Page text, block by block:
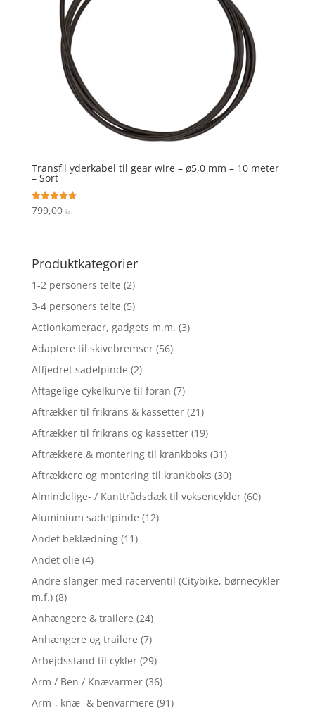
Transfil yderkabel til gear wire – ø5,0 mm – 10 meter
– Sort
Vurderet
4.8
799,00 kr.
Produktkategorier
1-2 personers telte (2)
3-4 personers telte (5)
Actionkameraer, gadgets m.m. (3)
Adaptere til skivebremser (56)
Affjedret sadelpinde (2)
Aftagelige cykelkurve til foran (7)
Aftrækker til frikrans & kassetter (21)
Aftrækker til frikrans og kassetter (19)
Aftrækkere & montering til krankboks (31)
Aftrækkere og montering til krankboks (30)
Almindelige- / Kanttrådsdæk til voksencykler (60)
Aluminium sadelpinde (12)
Andet beklædning (11)
Andet olie (4)
Andre slanger med racerventil (Citybike, børnecykler
m.f.) (8)
Anhængere & trailere (24)
Anhængere og trailere (7)
Arbejdsstand til cykler (29)
Arm / Ben / Knævarmer (36)
Arm-, knæ- & benvarmere (91)